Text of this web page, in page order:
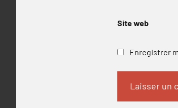
Site web
Enregistrer